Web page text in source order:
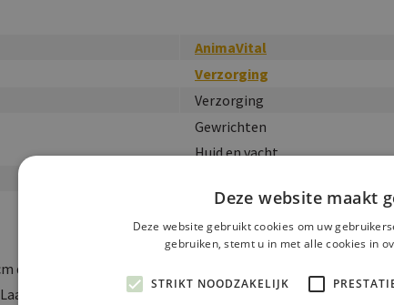
AnimaVital
Verzorging
Verzorging
Gewrichten
Huid en vacht
dik aan met behulp van een spatel. Voeg een gaasje of een
minstens 1 uur inwerken zonder te laten drogen. Spoel
Deze website maakt
Deze website gebruikt cookies om uw
gebruiken, stemt u in met alle cookies in
STRIKT NOODZAKELIJK